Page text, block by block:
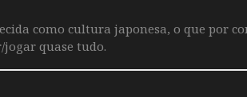
como cultura japonesa, o que por
jogar quase tudo.